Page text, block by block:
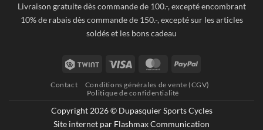
Livraison gratuite dès commande de 100.-, excepté encombrant
10% de rabais dès commande de 150.-, excepté sur les articles
soldés et les bons cadeau
Twint Visa MasterCardPayPal
Contact
Conditions générales de vente (CGV)
Politique de confidentialité
Copyright 2026 © Dupasquier Sports Cycles
Site internet par Flashmax Communication